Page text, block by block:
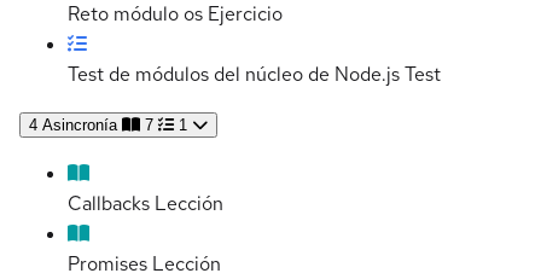
Reto módulo os Ejercicio
Test de módulos del núcleo de Node.jsTest
4 Asincronía 7 1
Callbacks Lección
Promises Lección